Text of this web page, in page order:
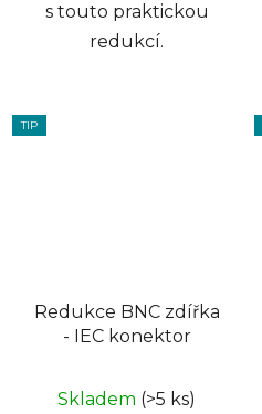
s touto praktickou
redukcí.
TIP
Redukce BNC zdířka
- IEC konektor
Skladem (>5 ks)